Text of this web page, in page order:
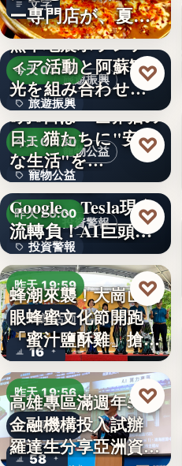
文字
ー専門店が、夏限
定「無限…
旅遊振興
今天 03:48
旅遊振興
2
熊本地震ボランテ
ィア活動と阿蘇観
光を組み合わせた
「ボラン…
♡
寵物公益
今天 03:30
寵物公益
8%
8月8日は「世界猫の
日」猫たちに"安全
な生活"を…
♡
投資警報
昨天 20:00
投資警報
文字
下班國際線》
Google、Tesla現金
流轉負！AI巨頭…
♡
昨天 19:59
農業活動
16
蜂潮來襲！大崗山龍
眼蜂蜜文化節開跑
「蜜汁鹽酥雞」搶先
爆…
♡
昨天 19:56
金融政策
58
高雄專區滿週年58家
金融機構投入試辦
羅達生分享亞洲資
♡